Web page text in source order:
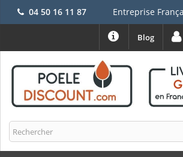
04 50 16 11 87 Entreprise
Blog